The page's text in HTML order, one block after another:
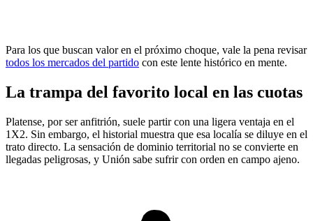
Para los que buscan valor en el próximo choque, vale la pena revisar
todos los mercados del partido con este lente histórico en mente.
La trampa del favorito local en las cuotas
Platense, por ser anfitrión, suele partir con una ligera ventaja en el
1X2. Sin embargo, el historial muestra que esa localía se diluye en el
trato directo. La sensación de dominio territorial no se convierte en
llegadas peligrosas, y Unión sabe sufrir con orden en campo ajeno.